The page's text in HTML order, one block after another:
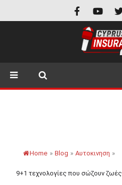
Home » Blog » Αυτοκινηση »
9+1 τεχνολογίες που σώζουν ζωές